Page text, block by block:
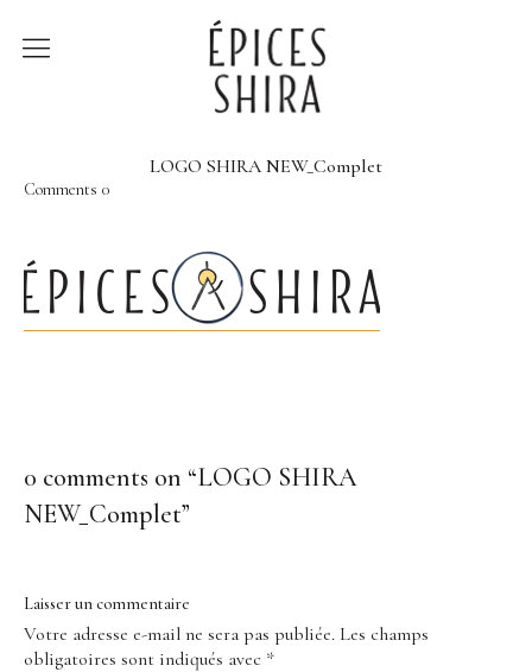
Épices Shira
À la rencontre des
producteurs
LOGO SHIRA NEW_Complet
Comments 0
0 comments on “LOGO SHIRA
NEW_Complet”
Laisser un commentaire
Votre adresse e-mail ne sera pas publiée. Les champs
obligatoires sont indiqués avec *